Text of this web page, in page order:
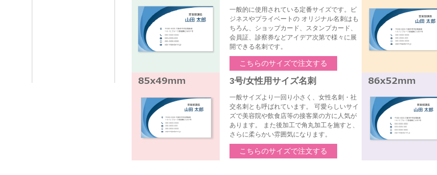
一般的に使用されている定番サイズです。ビ
ジネスやプライベートの オリジナル名刺はも
ちろん、ショップカード、スタンプカード、
会員証、診察券などアイデア次第で様々に展
開できる名刺です。
こちらのサイズで注文する
3号/女性用サイズ名刺
一般サイズより一回り小さく、女性名刺・社
交名刺とも呼ばれています。 可愛らしいサイ
ズで美容院や飲食店等の接客業の方に人気が
あります。 また後加工で角丸加工を施すと、
さらに柔らかい雰囲気になります。
こちらのサイズで注文する